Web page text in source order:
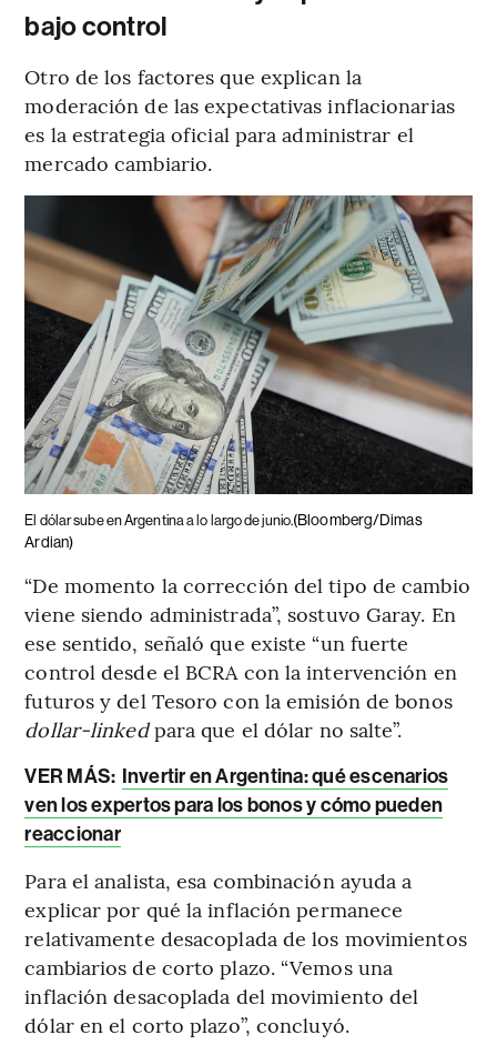
bajo control
Otro de los factores que explican la
moderación de las expectativas inflacionarias
es la estrategia oficial para administrar el
mercado cambiario.
El dólar sube en Argentina a lo largo de junio.(Bloomberg/Dimas
Ardian)
“De momento la corrección del tipo de cambio
viene siendo administrada”, sostuvo Garay. En
ese sentido, señaló que existe “un fuerte
control desde el BCRA con la intervención en
futuros y del Tesoro con la emisión de bonos
dollar-linkedpara que el dólar no salte”.
VER MÁS: Invertir en Argentina: qué escenarios
ven los expertos para los bonos y cómo pueden
reaccionar
Para el analista, esa combinación ayuda a
explicar por qué la inflación permanece
relativamente desacoplada de los movimientos
cambiarios de corto plazo. “Vemos una
inflación desacoplada del movimiento del
dólar en el corto plazo”, concluyó.